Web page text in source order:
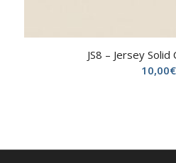
JS8 – Jersey Solid
10,00€